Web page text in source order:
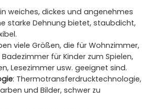
weiches, dickes und angenehmes
starke Dehnung bietet, staubdicht,
viele Größen, die für Wohnzimmer,
für Kinder zum Spielen,
Lesezimmer usw. geeignet sind.
: Thermotransferdrucktechnologie,
und Bilder, schwer zu